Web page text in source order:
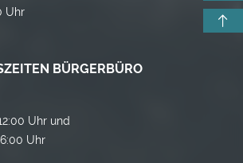
Uhr
BÜRGERBÜRO
Uhr und
Uhr